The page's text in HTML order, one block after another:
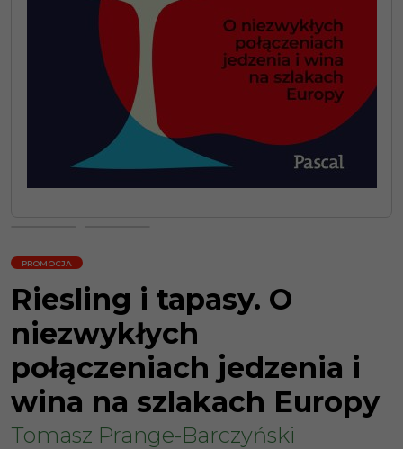
PROMOCJA
Riesling i tapasy. O
niezwykłych
połączeniach jedzenia i
wina na szlakach Europy
Tomasz Prange-Barczyński